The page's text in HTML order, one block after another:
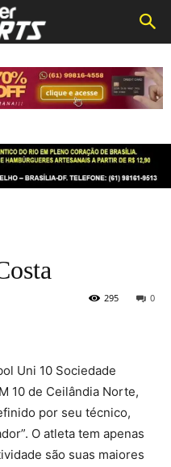
0
295
Uni 10 Sociedade
10 de Ceilândia Norte,
por seu técnico,
O atleta tem apenas
são suas maiores